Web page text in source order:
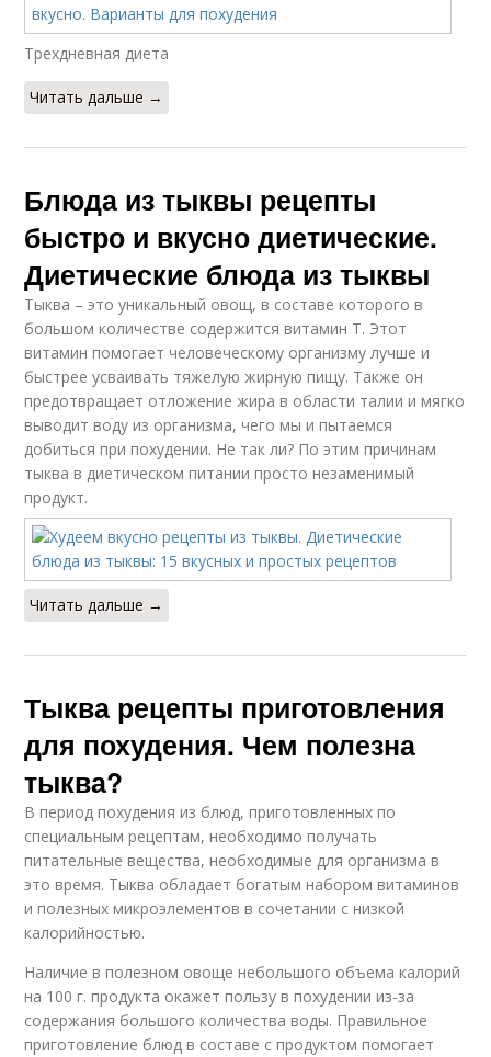
Трехдневная диета
Читать дальше →
Блюда из тыквы рецепты
быстро и вкусно диетические.
Диетические блюда из тыквы
Тыква – это уникальный овощ, в составе которого в
большом количестве содержится витамин Т. Этот
витамин помогает человеческому организму лучше и
быстрее усваивать тяжелую жирную пищу. Также он
предотвращает отложение жира в области талии и мягко
выводит воду из организма, чего мы и пытаемся
добиться при похудении. Не так ли? По этим причинам
тыква в диетическом питании просто незаменимый
продукт.
Читать дальше →
Тыква рецепты приготовления
для похудения. Чем полезна
тыква?
В период похудения из блюд, приготовленных по
специальным рецептам, необходимо получать
питательные вещества, необходимые для организма в
это время. Тыква обладает богатым набором витаминов
и полезных микроэлементов в сочетании с низкой
калорийностью.
Наличие в полезном овоще небольшого объема калорий
на 100 г. продукта окажет пользу в похудении из-за
содержания большого количества воды. Правильное
приготовление блюд в составе с продуктом помогает